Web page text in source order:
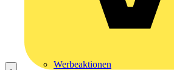
Werbeaktionen